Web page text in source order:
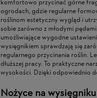
komfortowo przycinać górne
ogrodach, gdzie regularne
roślinom estetyczny wygląd i
sobie zarówno z młodymi
umożliwiające wygodne
wysięgnikiem sprawdzają się
regularnego przycinania roślin.
dłuższej pracy. To praktyczne
wysokości. Dzięki odpowiednio
Nożyce na